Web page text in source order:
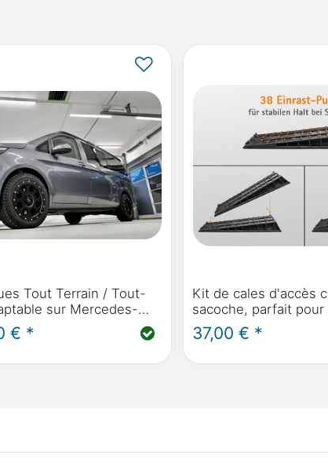
Tout Terrain / Tout-
sur Mercedes-
V, Vito, Marco Polo,
- Delta 4x4 Klassik
€ *
Kit de cales d'accès
sacoche, parfait
Benz Marco Polo
37,00 € *